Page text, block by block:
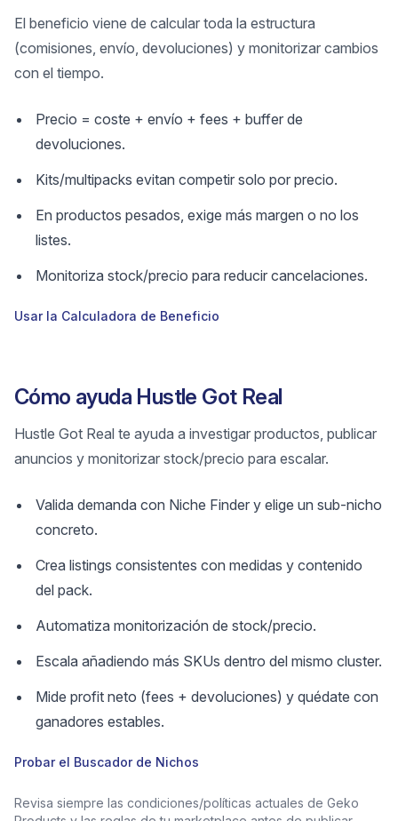
El beneficio viene de calcular toda la estructura
(comisiones, envío, devoluciones) y monitorizar cambios
con el tiempo.
Precio = coste + envío + fees + buffer de
devoluciones.
Kits/multipacks evitan competir solo por precio.
En productos pesados, exige más margen o no los
listes.
Monitoriza stock/precio para reducir cancelaciones.
Usar la Calculadora de Beneficio
Cómo ayuda Hustle Got Real
Hustle Got Real te ayuda a investigar productos, publicar
anuncios y monitorizar stock/precio para escalar.
Valida demanda con Niche Finder y elige un sub-nicho
concreto.
Crea listings consistentes con medidas y contenido
del pack.
Automatiza monitorización de stock/precio.
Escala añadiendo más SKUs dentro del mismo cluster.
Mide profit neto (fees + devoluciones) y quédate con
ganadores estables.
Probar el Buscador de Nichos
Revisa siempre las condiciones/políticas actuales de Geko